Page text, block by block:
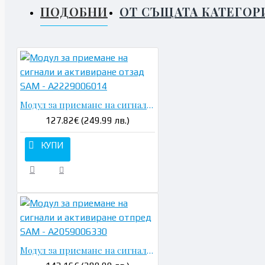
ПОДОБНИ ОТ СЪЩАТА
Модул за приемане на сигнали и активиране отзад SAM - A2229006014
127.82€ (249.99 лв.)
КУПИ
Модул за приемане на сигнали и активиране отпред SAM - A2059006330